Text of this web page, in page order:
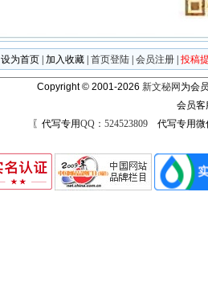
设为首页 加入收藏 首页登陆 会员注册 投稿
Copyright © 2001-2026 新文秘网 为会
会员
〖代写专用QQ：524523809代写专用微